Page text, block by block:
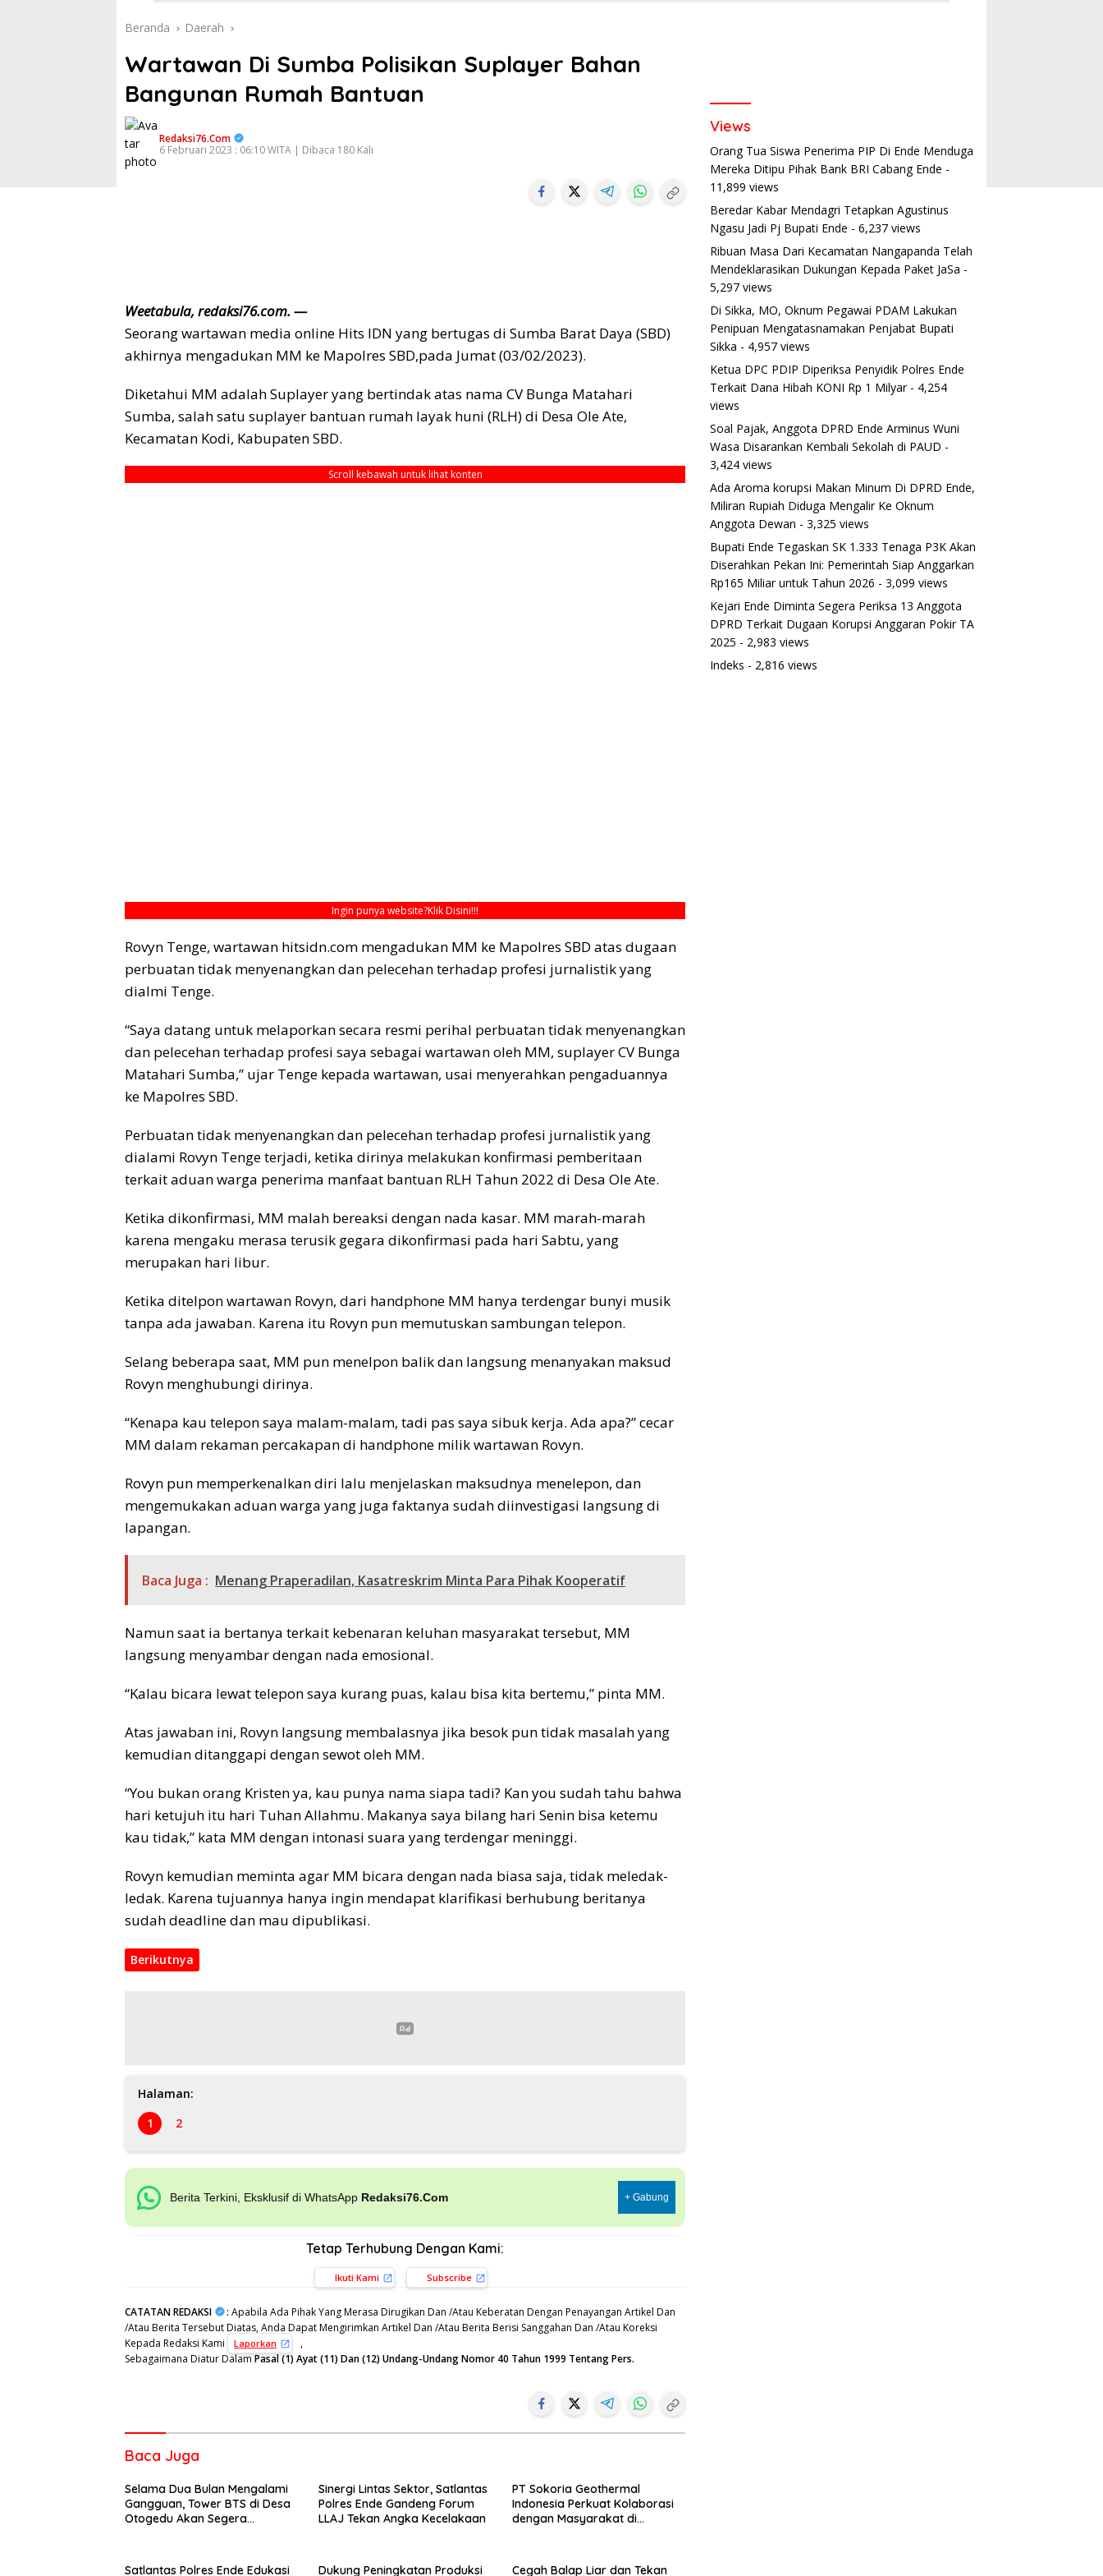
Beranda Daerah
Wartawan Di Sumba Polisikan Suplayer Bahan
Bangunan Rumah Bantuan
Redaksi76.com
6 Februari 2023 : 06:10 WITA | Dibaca 180 Kali
Weetabula, redaksi76.com. —
Seorang wartawan media online Hits IDN yang bertugas di Sumba Barat Daya (SBD)
akhirnya mengadukan MM ke Mapolres SBD,pada Jumat (03/02/2023).
Diketahui MM adalah Suplayer yang bertindak atas nama CV Bunga Matahari
Sumba, salah satu suplayer bantuan rumah layak huni (RLH) di Desa Ole Ate,
Kecamatan Kodi, Kabupaten SBD.
Scroll kebawah untuk lihat konten
Ingin punya website?Klik Disini!!!
Rovyn Tenge, wartawan hitsidn.com mengadukan MM ke Mapolres SBD atas dugaan
perbuatan tidak menyenangkan dan pelecehan terhadap profesi jurnalistik yang
dialmi Tenge.
“Saya datang untuk melaporkan secara resmi perihal perbuatan tidak menyenangkan
dan pelecehan terhadap profesi saya sebagai wartawan oleh MM, suplayer CV Bunga
Matahari Sumba,” ujar Tenge kepada wartawan, usai menyerahkan pengaduannya
ke Mapolres SBD.
Perbuatan tidak menyenangkan dan pelecehan terhadap profesi jurnalistik yang
dialami Rovyn Tenge terjadi, ketika dirinya melakukan konfirmasi pemberitaan
terkait aduan warga penerima manfaat bantuan RLH Tahun 2022 di Desa Ole Ate.
Ketika dikonfirmasi, MM malah bereaksi dengan nada kasar. MM marah-marah
karena mengaku merasa terusik gegara dikonfirmasi pada hari Sabtu, yang
merupakan hari libur.
Ketika ditelpon wartawan Rovyn, dari handphone MM hanya terdengar bunyi musik
tanpa ada jawaban. Karena itu Rovyn pun memutuskan sambungan telepon.
Selang beberapa saat, MM pun menelpon balik dan langsung menanyakan maksud
Rovyn menghubungi dirinya.
“Kenapa kau telepon saya malam-malam, tadi pas saya sibuk kerja. Ada apa?” cecar
MM dalam rekaman percakapan di handphone milik wartawan Rovyn.
Rovyn pun memperkenalkan diri lalu menjelaskan maksudnya menelepon, dan
mengemukakan aduan warga yang juga faktanya sudah diinvestigasi langsung di
lapangan.
Baca Juga : Menang Praperadilan, Kasatreskrim Minta Para Pihak Kooperatif
Namun saat ia bertanya terkait kebenaran keluhan masyarakat tersebut, MM
langsung menyambar dengan nada emosional.
“Kalau bicara lewat telepon saya kurang puas, kalau bisa kita bertemu,” pinta MM.
Atas jawaban ini, Rovyn langsung membalasnya jika besok pun tidak masalah yang
kemudian ditanggapi dengan sewot oleh MM.
“You bukan orang Kristen ya, kau punya nama siapa tadi? Kan you sudah tahu bahwa
hari ketujuh itu hari Tuhan Allahmu. Makanya saya bilang hari Senin bisa ketemu
kau tidak,” kata MM dengan intonasi suara yang terdengar meninggi.
Rovyn kemudian meminta agar MM bicara dengan nada biasa saja, tidak meledak-
ledak. Karena tujuannya hanya ingin mendapat klarifikasi berhubung beritanya
sudah deadline dan mau dipublikasi.
Berikutnya
Halaman:
1
2
Berita Terkini, Eksklusif di WhatsApp Redaksi76.Com + Gabung
Tetap Terhubung Dengan Kami:
Ikuti Kami Subscribe
CATATAN REDAKSI : Apabila Ada Pihak Yang Merasa Dirugikan Dan /Atau Keberatan Dengan Penayangan Artikel Dan
/Atau Berita Tersebut Diatas, Anda Dapat Mengirimkan Artikel Dan /Atau Berita Berisi Sanggahan Dan /Atau Koreksi
Kepada Redaksi Kami
Laporkan
,
Sebagaimana Diatur DalamPasal (1) Ayat (11) Dan (12) Undang-Undang Nomor 40 Tahun 1999 Tentang Pers.
Baca Juga
Selama Dua Bulan Mengalami
Gangguan, Tower BTS di Desa
Otogedu Akan Segera
Sinergi Lintas Sektor, Satlantas
Polres Ende Gandeng Forum
LLAJ Tekan Angka Kecelakaan
PT Sokoria Geothermal
Indonesia Perkuat Kolaborasi
dengan Masyarakat di
Satlantas Polres Ende Edukasi Dukung Peningkatan Produksi Cegah Balap Liar dan Tekan
Views
Orang Tua Siswa Penerima PIP Di Ende Menduga
Mereka Ditipu Pihak Bank BRI Cabang Ende -
11,899 views
Beredar Kabar Mendagri Tetapkan Agustinus
Ngasu Jadi Pj Bupati Ende - 6,237 views
Ribuan Masa Dari Kecamatan Nangapanda Telah
Mendeklarasikan Dukungan Kepada Paket JaSa -
5,297 views
Di Sikka, MO, Oknum Pegawai PDAM Lakukan
Penipuan Mengatasnamakan Penjabat Bupati
Sikka - 4,957 views
Ketua DPC PDIP Diperiksa Penyidik Polres Ende
Terkait Dana Hibah KONI Rp 1 Milyar- 4,254
views
Soal Pajak, Anggota DPRD Ende Arminus Wuni
Wasa Disarankan Kembali Sekolah di PAUD -
3,424 views
Ada Aroma korupsi Makan Minum Di DPRD Ende,
Miliran Rupiah Diduga Mengalir Ke Oknum
Anggota Dewan - 3,325 views
Bupati Ende Tegaskan SK 1.333 Tenaga P3K Akan
Diserahkan Pekan Ini: Pemerintah Siap Anggarkan
Rp165 Miliar untuk Tahun 2026 - 3,099 views
Kejari Ende Diminta Segera Periksa 13 Anggota
DPRD Terkait Dugaan Korupsi Anggaran Pokir TA
2025 - 2,983 views
Indeks - 2,816 views